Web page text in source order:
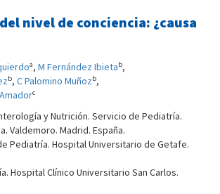
nivel de conciencia: ¿causa
a, M Fernández Ibietab,
b, C Palomino Muñozb,
c
y Nutrición. Servicio de Pediatría.
Valdemoro. Madrid. España.
Pediatría. Hospital Universitario de Getafe.
Hospital Clínico Universitario San Carlos.